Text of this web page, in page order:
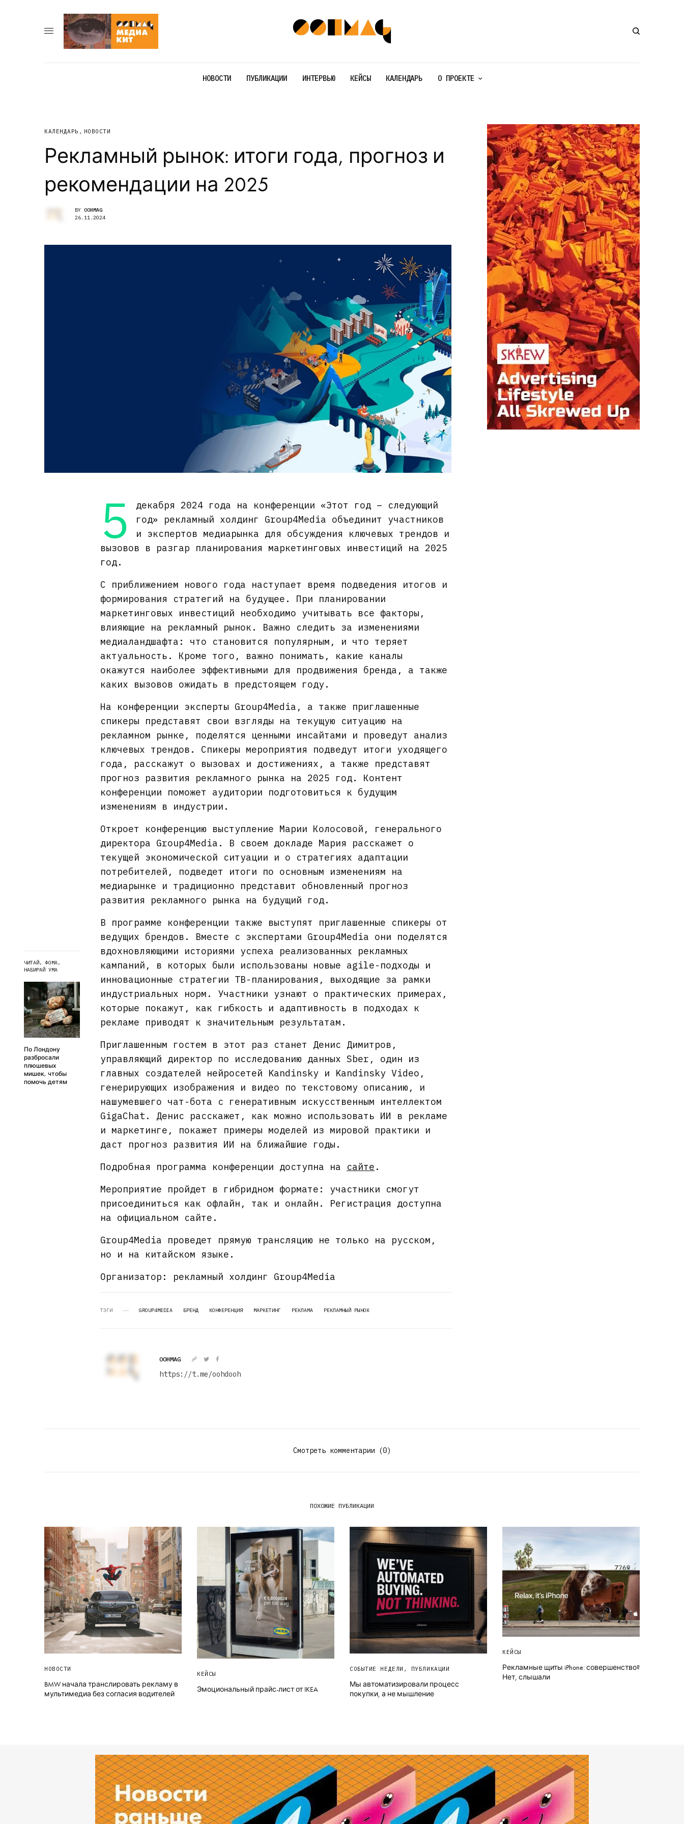
НОВОСТИ ПУБЛИКАЦИИ ИНТЕРВЬЮ КЕЙСЫ КАЛЕНДАРЬ О ПРОЕКТЕ
КАЛЕНДАРЬ , НОВОСТИ
Рекламный рынок: итоги года, прогноз и
рекомендации на 2025
BY OOHMAG
26.11.2024
ЧИТАЙ, ФОМА,
НАБИРАЙ УМА
По Лондону
разбросали
плюшевых
мишек, чтобы
помочь детям
5
декабря 2024 года на конференции «Этот год – следующий
год» рекламный холдинг Group4Media объединит участников
и экспертов медиарынка для обсуждения ключевых трендов и
вызовов в разгар планирования маркетинговых инвестиций на 2025
год.
С приближением нового года наступает время подведения итогов и
формирования стратегий на будущее. При планировании
маркетинговых инвестиций необходимо учитывать все факторы,
влияющие на рекламный рынок. Важно следить за изменениями
медиаландшафта: что становится популярным, и что теряет
актуальность. Кроме того, важно понимать, какие каналы
окажутся наиболее эффективными для продвижения бренда, а также
каких вызовов ожидать в предстоящем году.
На конференции эксперты Group4Media, а также приглашенные
спикеры представят свои взгляды на текущую ситуацию на
рекламном рынке, поделятся ценными инсайтами и проведут анализ
ключевых трендов. Спикеры мероприятия подведут итоги уходящего
года, расскажут о вызовах и достижениях, а также представят
прогноз развития рекламного рынка на 2025 год. Контент
конференции поможет аудитории подготовиться к будущим
изменениям в индустрии.
Откроет конференцию выступление Марии Колосовой, генерального
директора Group4Media. В своем докладе Мария расскажет о
текущей экономической ситуации и о стратегиях адаптации
потребителей, подведет итоги по основным изменениям на
медиарынке и традиционно представит обновленный прогноз
развития рекламного рынка на будущий год.
В программе конференции также выступят приглашенные спикеры от
ведущих брендов. Вместе с экспертами Group4Media они поделятся
вдохновляющими историями успеха реализованных рекламных
кампаний, в которых были использованы новые agile-подходы и
инновационные стратегии ТВ-планирования, выходящие за рамки
индустриальных норм. Участники узнают о практических примерах,
которые покажут, как гибкость и адаптивность в подходах к
рекламе приводят к значительным результатам.
Приглашенным гостем в этот раз станет Денис Димитров,
управляющий директор по исследованию данных Sber, один из
главных создателей нейросетей Kandinsky и Kandinsky Video,
генерирующих изображения и видео по текстовому описанию, и
нашумевшего чат-бота с генеративным искусственным интеллектом
GigaChat. Денис расскажет, как можно использовать ИИ в рекламе
и маркетинге, покажет примеры моделей из мировой практики и
даст прогноз развития ИИ на ближайшие годы.
Подробная программа конференции доступна на сайте .
Мероприятие пройдет в гибридном формате: участники смогут
присоединиться как офлайн, так и онлайн. Регистрация доступна
на официальном сайте.
Group4Media проведет прямую трансляцию не только на русском,
но и на китайском языке.
Организатор: рекламный холдинг Group4Media
ТЭГИ GROUP4MEDIA БРЕНД КОНФЕРЕНЦИЯ МАРКЕТИНГ РЕКЛАМА РЕКЛАМНЫЙ РЫНОК
OOHMAG
https://t.me/oohdooh
Смотреть комментарии (0)
ПОХОЖИЕ ПУБЛИКАЦИИ
НОВОСТИ
BMW начала транслировать рекламу в
мультимедиа без согласия водителей
КЕЙСЫ
Эмоциональный прайс-лист от IKEA
СОБЫТИЕ НЕДЕЛИ , ПУБЛИКАЦИИ
Мы автоматизировали процесс
покупки, а не мышление
КЕЙСЫ
Рекламные щиты iPhone: совершенство?
Нет, слышали